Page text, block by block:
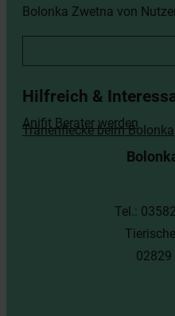
Bolonka Zwetna von
Hilfreich &
Anifit Berater werden
Tränenflecke beim Bolonka
Tel.:
02829